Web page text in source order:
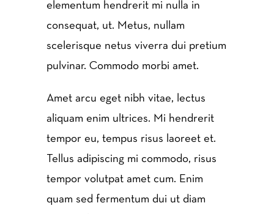
elementum hendrerit mi nulla in
consequat, ut. Metus, nullam
scelerisque netus viverra dui pretium
pulvinar. Commodo morbi amet.
Amet arcu eget nibh vitae, lectus
aliquam enim ultrices. Mi hendrerit
tempor eu, tempus risus laoreet et.
Tellus adipiscing mi commodo, risus
tempor volutpat amet cum. Enim
quam sed fermentum dui ut diam